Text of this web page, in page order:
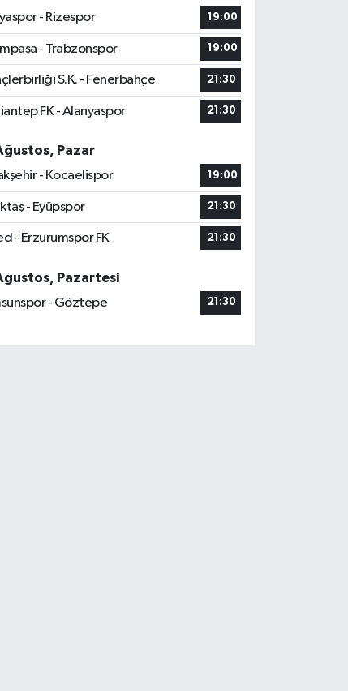
- Rizespor
19:00
- Trabzonspor 19:00
S.K. - Fenerbahçe 21:30
FK - Alanyaspor 21:30
Pazar
- Kocaelispor
19:00
- Eyüpspor 21:30
- Erzurumspor FK 21:30
Pazartesi
- Göztepe
21:30